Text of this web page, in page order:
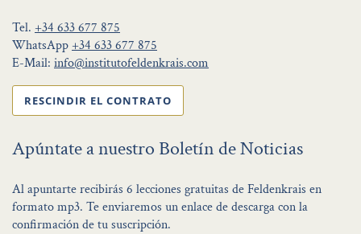
Tel. +34 633 677 875
WhatsApp +34 633 677 875
E-Mail: info@institutofeldenkrais.com
RESCINDIR EL CONTRATO
Apúntate a nuestro Boletín de Noticias
Al apuntarte recibirás 6 lecciones gratuitas de Feldenkrais en
formato mp3. Te enviaremos un enlace de descarga con la
confirmación de tu suscripción.